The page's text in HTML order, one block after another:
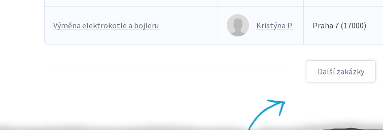
Výměna elektrokotle a bojleru Kristýna P. Praha 7 (17000)
Další zakázky